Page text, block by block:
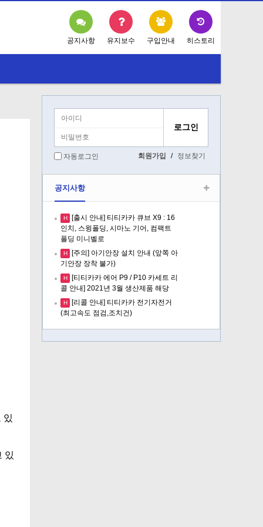
공지사항 유지보수 구입안내 히스토리
있
있
자동로그인 회원가입 / 정보찾기
공지사항
H
[출시 안내] 티티카카 큐브 X9 : 16
인치, 스윙폴딩, 시마노 기어, 컴팩트
폴딩 미니벨로
H
[주의] 아기안장 설치 안내 (앞쪽 아
기안장 장착 불가)
H
[티티카카 에어 P9 / P10 카세트 리
콜 안내] 2021년 3월 생산제품 해당
H
[리콜 안내] 티티카카 전기자전거
(최고속도 점검,조치건)